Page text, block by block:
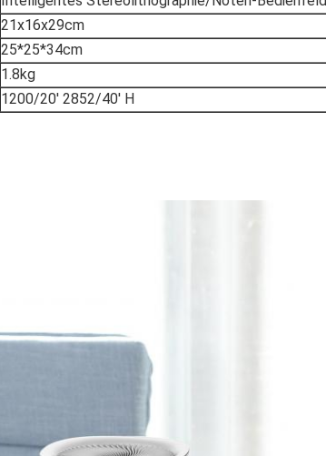
21x16x29cm
25*25*34cm
1.8kg
1200/20' 2852/40' H